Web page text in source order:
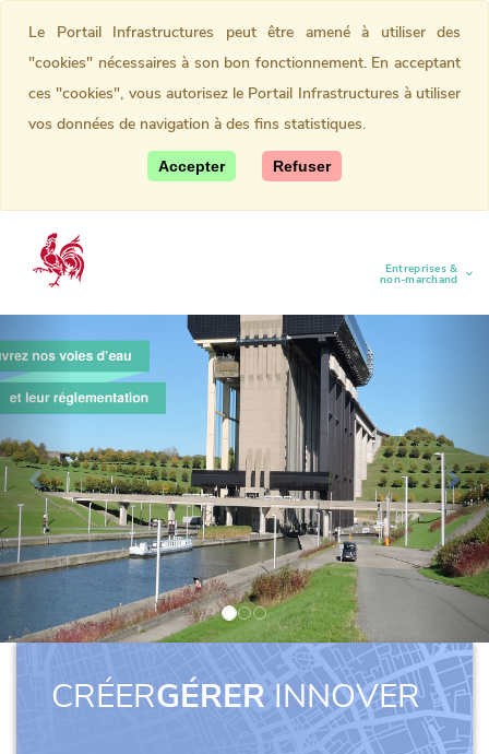
Entreprises &
non-marchand
(current)
CRÉERGÉRERINNOVER
Le Portail Infrastructures peut être amené à utiliser des
"cookies" nécessaires à son bon fonctionnement. En acceptant
ces "cookies", vous autorisez le Portail Infrastructures à utiliser
vos données de navigation à des fins statistiques.
Accepter Refuser